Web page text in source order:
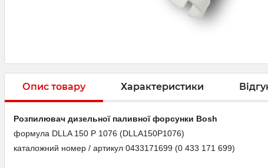
Опис товару Характеристики
Розпилювач дизельної паливної форсунки Bosh
формула DLLA 150 P 1076 (DLLA150P1076)
каталожний номер / артикул 0433171699 (0 433 171 699)